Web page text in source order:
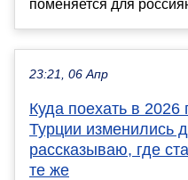
поменяется для
23:21, 06 Апр
Куда поехать в 2026
Турции изменились
рассказываю, где
те же